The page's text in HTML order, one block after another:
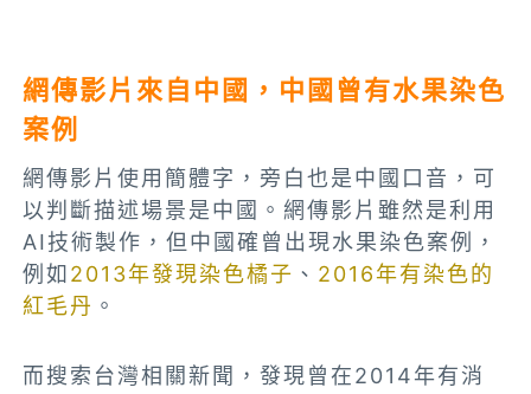
網傳影片來自中國，中國曾有水果染色
案例
網傳影片使用簡體字，旁白也是中國口音，可
以判斷描述場景是中國。網傳影片雖然是利用
AI技術製作，但中國確曾出現水果染色案例，
例如 2013年發現染色橘子 、 2016年有染色的
紅毛丹 。
而搜索台灣相關新聞，發現曾在2014年有消